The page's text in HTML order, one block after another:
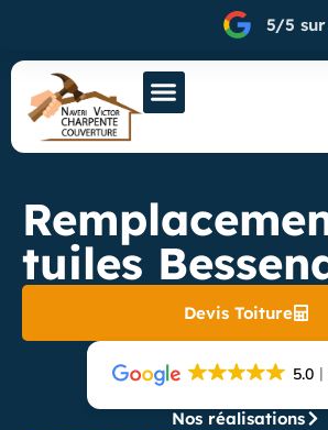
5/5
tuiles
Devis Toiture
5.0
Nos réalisations